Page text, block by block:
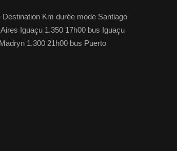
Km durée mode Santiago
Iguaçu 1.350 17h00 bus Iguaçu
1.300 21h00 bus Puerto